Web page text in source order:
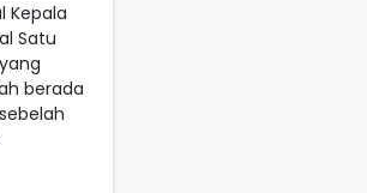
Kepala
Satu
berada